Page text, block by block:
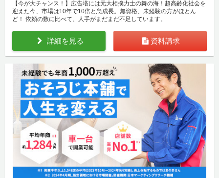
【今が大チャンス！】広告塔には元大相撲力士の舞の海！超高齢化社会を
迎えた今、市場は10年で10倍と急成長。無資格、未経験の方がほとん
ど！ 依頼の数に比べて、人手がまだまだ不足しています。
詳細を見る 資料請求